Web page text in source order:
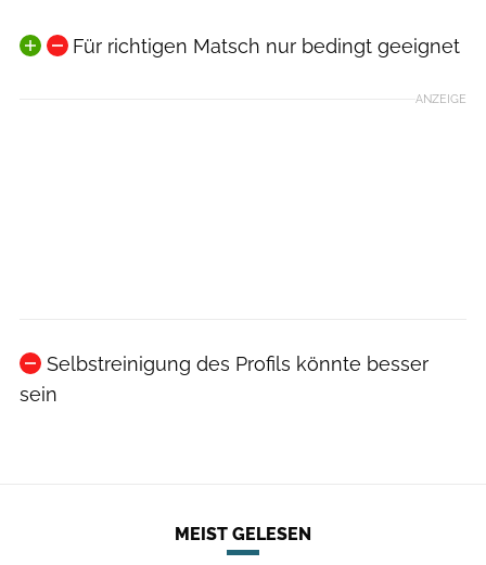
Für richtigen Matsch nur bedingt geeignet
ANZEIGE
Selbstreinigung des Profils könnte besser
sein
MEIST GELESEN